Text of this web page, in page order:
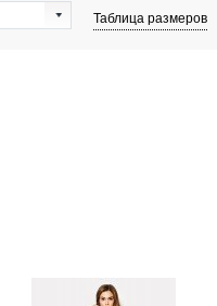
Таблица размеров